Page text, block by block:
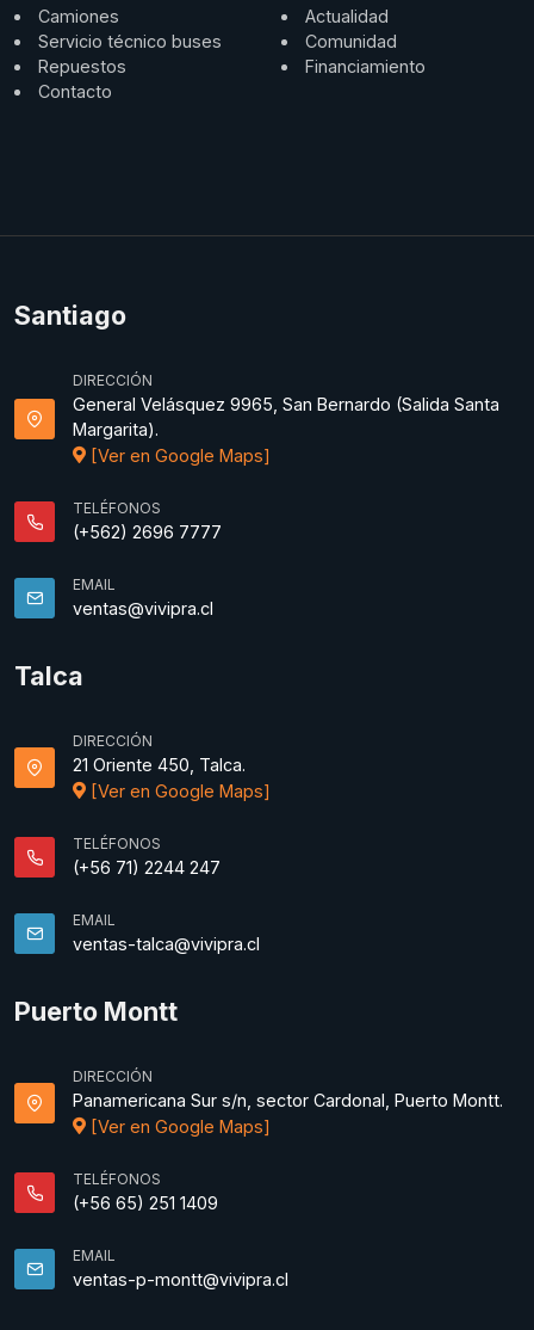
Camiones
Servicio técnico buses
Repuestos
Contacto
Actualidad
Comunidad
Financiamiento
Santiago
DIRECCIÓN
General Velásquez 9965, San Bernardo (Salida Santa
Margarita).
[Ver en Google Maps]
TELÉFONOS
(+562) 2696 7777
EMAIL
ventas@vivipra.cl
Talca
DIRECCIÓN
21 Oriente 450, Talca.
[Ver en Google Maps]
TELÉFONOS
(+56 71) 2244 247
EMAIL
ventas-talca@vivipra.cl
Puerto Montt
DIRECCIÓN
Panamericana Sur s/n, sector Cardonal, Puerto Montt.
[Ver en Google Maps]
TELÉFONOS
(+56 65) 251 1409
EMAIL
ventas-p-montt@vivipra.cl